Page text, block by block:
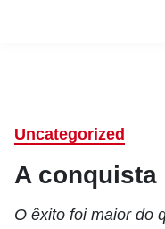
Uncategorized
A conquista
O êxito foi maior do